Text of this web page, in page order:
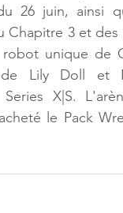
26 juin, ainsi
3 et
unique de
Lily Doll et
X|S.
le Pack